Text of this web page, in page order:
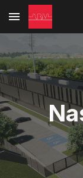
Skip to main